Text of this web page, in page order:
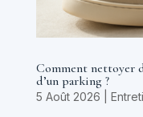
Comment nettoyer
d’un parking ?
5 Août 2026